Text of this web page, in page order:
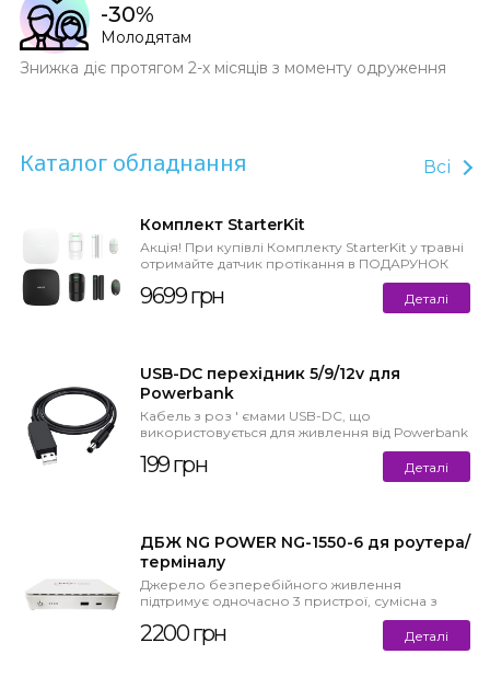
-30%
Молодятам
Знижка діє протягом 2-х місяців з моменту одруження
Каталог обладнання Всі
Комплект StarterKit
Акція! При купівлі Комплекту StarterKit у травні
отримайте датчик протікання в ПОДАРУНОК
9699 грн Деталі
USB-DC перехідник 5/9/12v для
Powerbank
Кабель з роз ' ємами USB-DC, що
використовується для живлення від Powerbank
вашого Wi-Fi роутера, абонентського
оптично...
199 грн Деталі
ДБЖ NG POWER NG-1550-6 дя роутера/
терміналу
Джерело безперебійного живлення
підтримує одночасно 3 пристрої, сумісна з
більшою частиною мережевого обладнання,
що пр...
2200 грн Деталі